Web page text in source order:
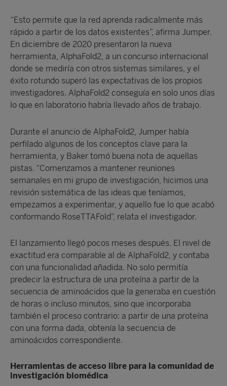
“Esto permite que la red aprenda radicalmente más
rápido a partir de los datos existentes”, afirma Jumper.
En diciembre de 2020 presentaron la nueva
herramienta, AlphaFold2, a un concurso internacional
donde se mediría con otros sistemas similares, y el
éxito rotundo superó las expectativas de los propios
investigadores. AlphaFold2 conseguía en solo unos días
lo que en laboratorio habría llevado años de trabajo.
Durante el anuncio de AlphaFold2, Jumper había
perfilado algunos de los conceptos clave para la
herramienta, y Baker tomó buena nota de aquellas
pistas. “Comenzamos a mantener reuniones
semanales en mi grupo de investigación, hicimos una
revisión sistemática de las ideas que teníamos,
empezamos a experimentar, y aquello fue lo que acabó
conformando RoseTTAFold”, relata el investigador.
El lanzamiento llegó pocos meses después. El nivel de
exactitud era comparable al de AlphaFold2, y contaba
con una funcionalidad añadida. No solo permitía
predecir la estructura de una proteína a partir de la
secuencia de aminoácidos que la generaba en cuestión
de horas o incluso minutos, sino que incorporaba
también el proceso contrario: a partir de una proteína
con una forma dada, obtenía la secuencia de
aminoácidos correspondiente.
Herramientas de acceso libre para la comunidad de
investigación biomédica